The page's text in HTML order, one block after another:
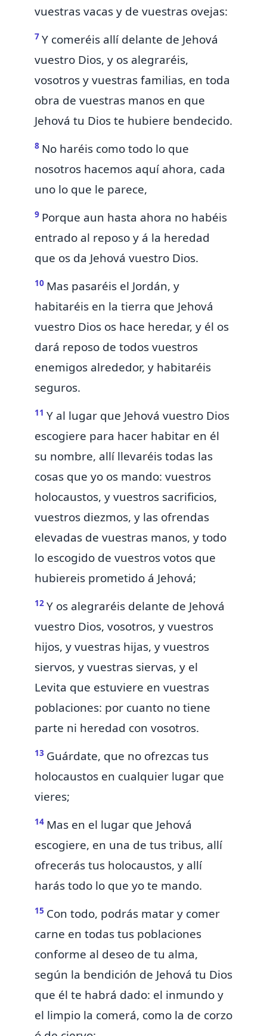
vuestras vacas y de vuestras ovejas:
7 Y comeréis allí delante de Jehová
vuestro Dios, y os alegraréis,
vosotros y vuestras familias, en toda
obra de vuestras manos en que
Jehová tu Dios te hubiere bendecido.
8 No haréis como todo lo que
nosotros hacemos aquí ahora, cada
uno lo que le parece,
9 Porque aun hasta ahora no habéis
entrado al reposo y á la heredad
que os da Jehová vuestro Dios.
10 Mas pasaréis el Jordán, y
habitaréis en la tierra que Jehová
vuestro Dios os hace heredar, y él os
dará reposo de todos vuestros
enemigos alrededor, y habitaréis
seguros.
11 Y al lugar que Jehová vuestro Dios
escogiere para hacer habitar en él
su nombre, allí llevaréis todas las
cosas que yo os mando: vuestros
holocaustos, y vuestros sacrificios,
vuestros diezmos, y las ofrendas
elevadas de vuestras manos, y todo
lo escogido de vuestros votos que
hubiereis prometido á Jehová;
12 Y os alegraréis delante de Jehová
vuestro Dios, vosotros, y vuestros
hijos, y vuestras hijas, y vuestros
siervos, y vuestras siervas, y el
Levita que estuviere en vuestras
poblaciones: por cuanto no tiene
parte ni heredad con vosotros.
13 Guárdate, que no ofrezcas tus
holocaustos en cualquier lugar que
vieres;
14 Mas en el lugar que Jehová
escogiere, en una de tus tribus, allí
ofrecerás tus holocaustos, y allí
harás todo lo que yo te mando.
15 Con todo, podrás matar y comer
carne en todas tus poblaciones
conforme al deseo de tu alma,
según la bendición de Jehová tu Dios
que él te habrá dado: el inmundo y
el limpio la comerá, como la de corzo